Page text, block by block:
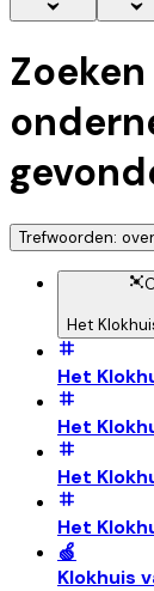
Trefwoorden:
Het
Het
Het
Het
Het
🍏
Klokhuis